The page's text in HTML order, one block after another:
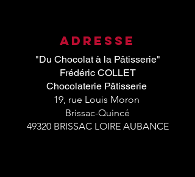
Adresse
"Du Chocolat à la Pâtisserie"
Frédéric COLLET
Chocolaterie Pâtisserie
19, rue Louis Moron
Brissac-Quincé
49320 BRISSAC LOIRE AUBANCE